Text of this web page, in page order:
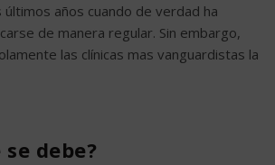
años cuando de verdad ha
de manera regular. Sin embargo,
las clínicas mas vanguardistas la
debe?